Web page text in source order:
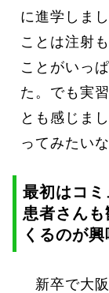
に進学しま
ことは注射
ことがいっ
た。でも実
とも感じま
ってみたい
最初はコ
患者さん
くるのが
新卒で大阪